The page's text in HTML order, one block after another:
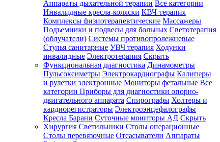
Аппараты дыхательной терапии Все категории
Инвалидные кресла-коляски КВЧ-терапия
Комплексы физиотерапевтические Массажеры
Подъемники и подвесы для больных Светотерапия
(облучатели) Системы противопролежневые
Стулья санитарные УВЧ терапия Ходунки
инвалидные Электротерапия Скрыть
Функциональная диагностика Динамометры
Пульсоксиметры Электрокардиографы Калиперы
и рулетки электронные Мониторы фетальные Все
категории Приборы для диагностики опорно-
двигательного аппарата Спирографы Холтеры и
кардиорегистраторы Электроэнцефалографы
Кресла Барани Суточные мониторы АД Скрыть
Хирургия Светильники Столы операционные
Столы перевязочные Отсасыватели Аппараты